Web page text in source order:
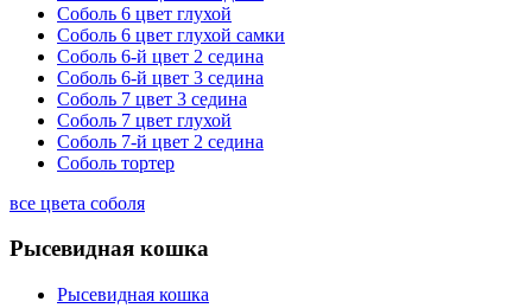
Соболь 6 цвет глухой
Соболь 6 цвет глухой самки
Соболь 6-й цвет 2 седина
Соболь 6-й цвет 3 седина
Соболь 7 цвет 3 седина
Соболь 7 цвет глухой
Соболь 7-й цвет 2 седина
Соболь тортер
все цвета соболя
Рысевидная кошка
Рысевидная кошка